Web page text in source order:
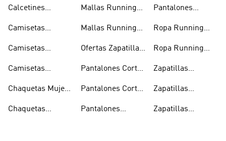
Calcetines
Camisetas
Camisetas
Camisetas
Chaquetas Mujer
Chaquetas
Mallas Running
Mallas Running
Ofertas Zapatillas
Pantalones Cortos
Pantalones Cortos
Pantalones
Pantalones
Ropa Running
Ropa Running
Zapatillas
Zapatillas
Zapatillas